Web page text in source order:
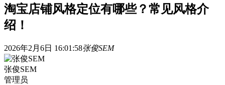
淘宝店铺风格定位有哪些？常见风格介
绍！
2026年2月6日 16:01:58张俊SEM
张俊SEM
管理员